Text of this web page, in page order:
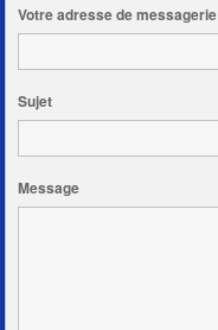
Votre adresse de messagerie
Sujet
Message